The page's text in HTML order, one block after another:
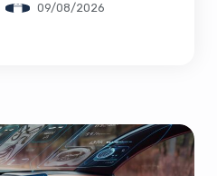
09/08/2026